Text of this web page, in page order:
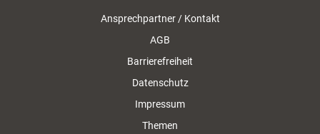
Ansprechpartner / Kontakt
AGB
Barrierefreiheit
Datenschutz
Impressum
Themen